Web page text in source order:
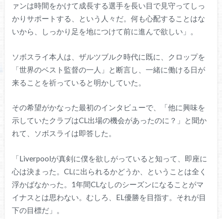
ァンは時間をかけて成長する選手を長い目で見守ってしっ
かりサポートする、という人々だ。何も心配することはな
いから、しっかり足を地につけて前に進んで欲しい」。
ソボスライ本人は、ザルツブルク時代に既に、クロップを
「世界のベスト監督の一人」と断言し、一緒に働ける日が
来ることを祈っていると明かしていた。
その希望がかなった最初のインタビューで、「他に興味を
示していたクラブはCL出場の機会があったのに？」と聞か
れて、ソボスライは即答した。
「Liverpoolが真剣に僕を欲しがっていると知って、即座に
心は決まった。CLに出られるかどうか、ということは全く
浮かばなかった。1年間CLなしのシーズンになることがマ
イナスとは思わない。むしろ、EL優勝を目指す。それが目
下の目標だ」。